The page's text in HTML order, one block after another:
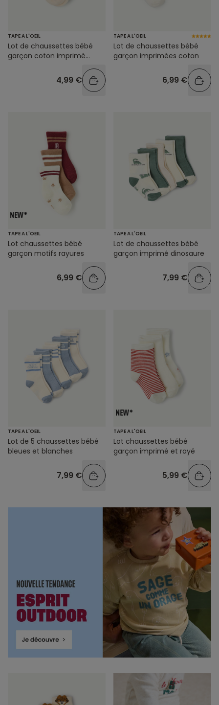
TAPE A L'OEIL
Lot de chaussettes bébé
garçon coton imprimé
4,99 €
TAPE A L'OEIL
Lot de chaussettes bébé
garçon imprimées coton
6,99 €
TAPE A L'OEIL
Lot chaussettes bébé
garçon motifs rayures
6,99 €
TAPE A L'OEIL
Lot de chaussettes bébé
garçon imprimé dinosaure
7,99 €
TAPE A L'OEIL
Lot de 5 chaussettes bébé
bleues et blanches
7,99 €
TAPE A L'OEIL
Lot chaussettes bébé
garçon imprimé et rayé
5,99 €